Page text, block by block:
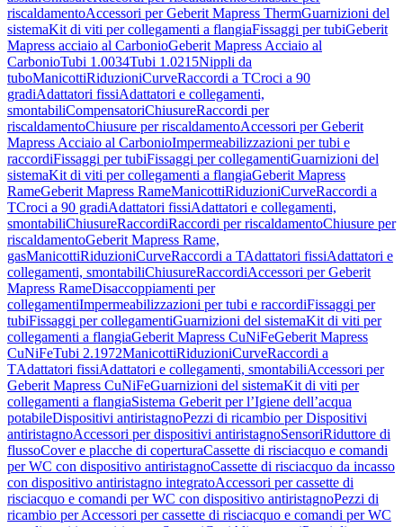
riscaldamentoAccessori per Geberit Mapress ThermGuarnizioni del
sistemaKit di viti per collegamenti a flangiaFissaggi per tubiGeberit
Mapress acciaio al CarbonioGeberit Mapress Acciaio al
CarbonioTubi 1.0034Tubi 1.0215Nippli da
tuboManicottiRiduzioniCurveRaccordi a TCroci a 90
gradiAdattatori fissiAdattatori e collegamenti,
smontabiliCompensatoriChiusureRaccordi per
riscaldamentoChiusure per riscaldamentoAccessori per Geberit
Mapress Acciaio al CarbonioImpermeabilizzazioni per tubi e
raccordiFissaggi per tubiFissaggi per collegamentiGuarnizioni del
sistemaKit di viti per collegamenti a flangiaGeberit Mapress
RameGeberit Mapress RameManicottiRiduzioniCurveRaccordi a
TCroci a 90 gradiAdattatori fissiAdattatori e collegamenti,
smontabiliChiusureRaccordiRaccordi per riscaldamentoChiusure per
riscaldamentoGeberit Mapress Rame,
gasManicottiRiduzioniCurveRaccordi a TAdattatori fissiAdattatori e
collegamenti, smontabiliChiusureRaccordiAccessori per Geberit
Mapress RameDisaccoppiamenti per
collegamentiImpermeabilizzazioni per tubi e raccordiFissaggi per
tubiFissaggi per collegamentiGuarnizioni del sistemaKit di viti per
collegamenti a flangiaGeberit Mapress CuNiFeGeberit Mapress
CuNiFeTubi 2.1972ManicottiRiduzioniCurveRaccordi a
TAdattatori fissiAdattatori e collegamenti, smontabiliAccessori per
Geberit Mapress CuNiFeGuarnizioni del sistemaKit di viti per
collegamenti a flangiaSistema Geberit per l’Igiene dell’acqua
potabileDispositivi antiristagnoPezzi di ricambio per Dispositivi
antiristagnoAccessori per dispositivi antiristagnoSensoriRiduttore di
flussoCover e placche di coperturaCassette di risciacquo e comandi
per WC con dispositivo antiristagnoCassette di risciacquo da incasso
con dispositivo antiristagno integratoAccessori per cassette di
risciacquo e comandi per WC con dispositivo antiristagnoPezzi di
ricambio per Accessori per cassette di risciacquo e comandi per WC